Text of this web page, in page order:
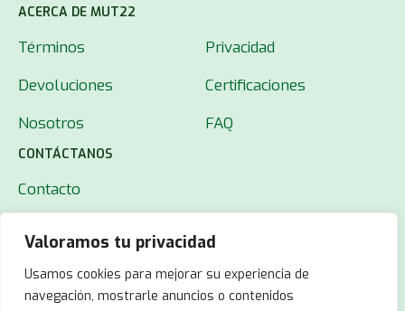
Valoramos tu privacidad
Usamos cookies para mejorar su experiencia de
navegación, mostrarle anuncios o contenidos
ACERCA DE MUT22
Términos
Privacidad
Devoluciones
Certificaciones
Nosotros
FAQ
CONTÁCTANOS
Contacto